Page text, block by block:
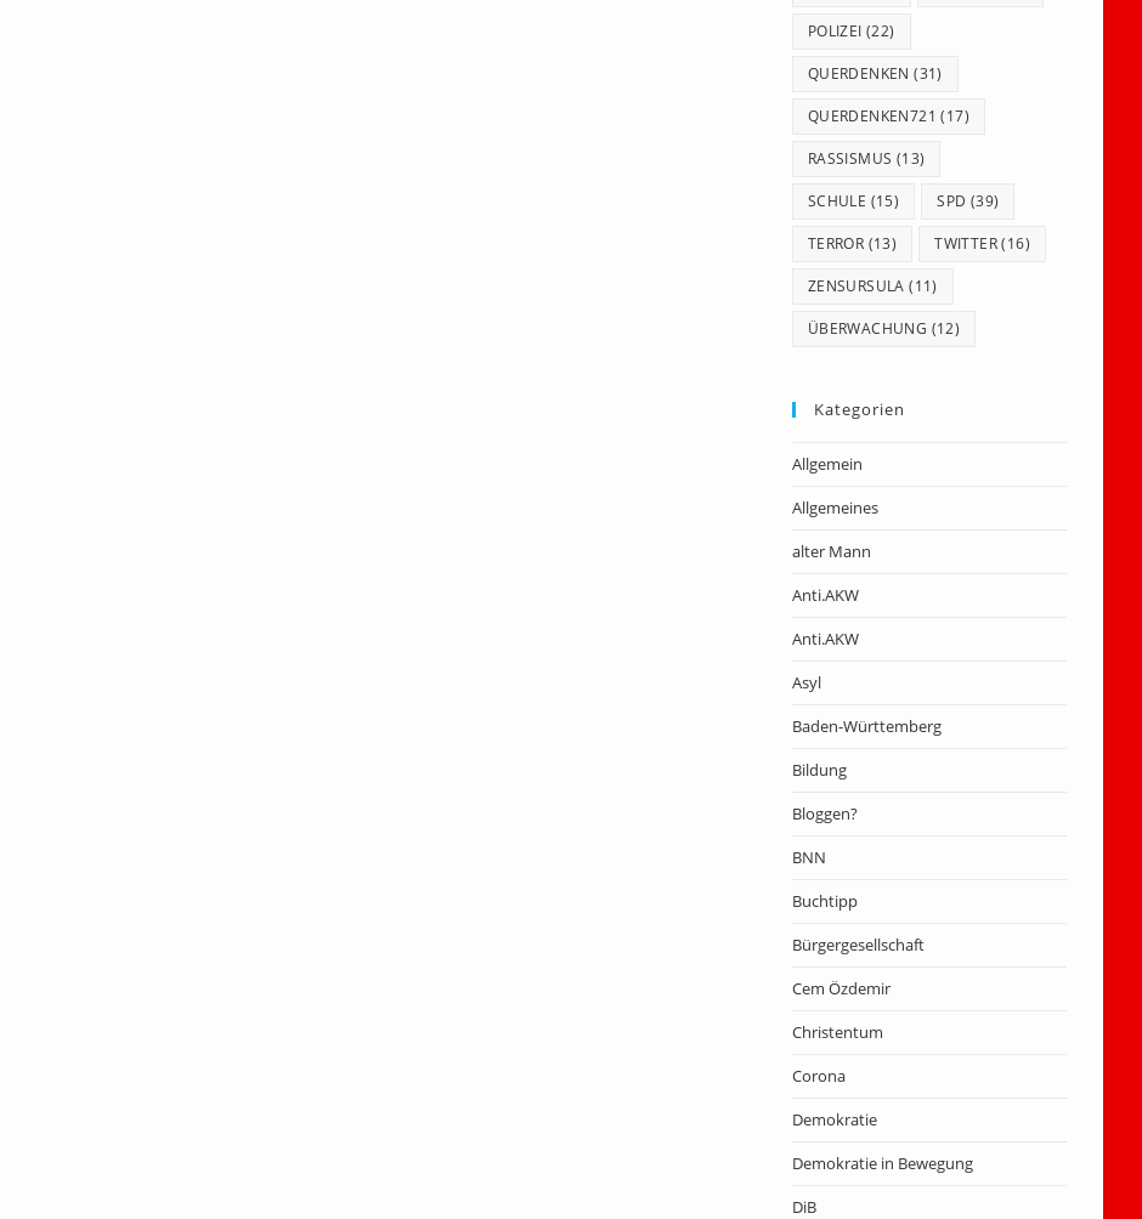
POLIZEI (22)
QUERDENKEN (31)
QUERDENKEN721 (17)
RASSISMUS (13)
SCHULE (15) SPD (39)
TERROR (13) TWITTER(16)
ZENSURSULA (11)
ÜBERWACHUNG (12)
Kategorien
Allgemein
Allgemeines
alter Mann
Anti.AKW
Anti.AKW
Asyl
Baden-Württemberg
Bildung
Bloggen?
BNN
Buchtipp
Bürgergesellschaft
Cem Özdemir
Christentum
Corona
Demokratie
Demokratie in Bewegung
DiB